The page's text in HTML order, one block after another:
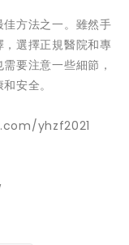
方法之一。雖然手
選擇正規醫院和專
要注意一些細節，
安全。
yhzf2021